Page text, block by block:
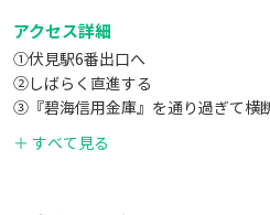
アクセス詳細
①伏見駅6番出口へ
②しばらく直進する
③『碧海信用金庫』を通り過ぎて横
④白い建物の1階 カフェ『CAFE LE
入口】が当スペース入口
＋ すべて見る